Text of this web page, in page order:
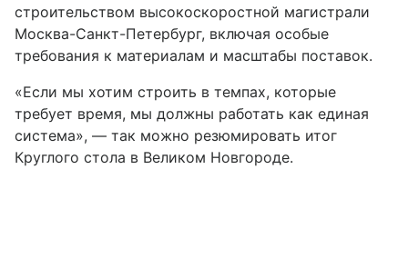
строительством высокоскоростной магистрали
Москва-Санкт-Петербург, включая особые
требования к материалам и масштабы поставок.
«Если мы хотим строить в темпах, которые
требует время, мы должны работать как единая
система», — так можно резюмировать итог
Круглого стола в Великом Новгороде.